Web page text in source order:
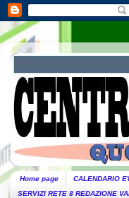
Home page CALENDARIO
SERVIZI RETE 8 REDAZIONE